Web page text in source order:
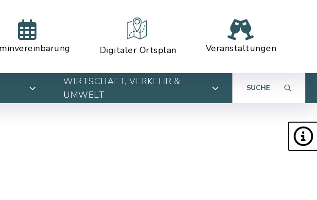
Digitaler Ortsplan Veranstaltungen
WIRTSCHAFT, VERKEHR &
UMWELT
SUCHE